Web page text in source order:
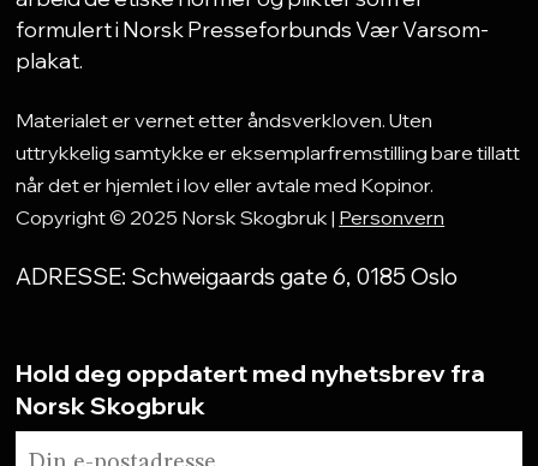
formulert i Norsk Presseforbunds Vær Varsom-
plakat.
Materialet er vernet etter åndsverkloven. Uten
uttrykkelig samtykke er eksemplarfremstilling bare tillatt
når det er hjemlet i lov eller avtale med Kopinor.
Copyright © 2025 Norsk Skogbruk | Personvern
ADRESSE: Schweigaards gate 6, 0185 Oslo
Hold deg oppdatert med nyhetsbrev fra
Norsk Skogbruk